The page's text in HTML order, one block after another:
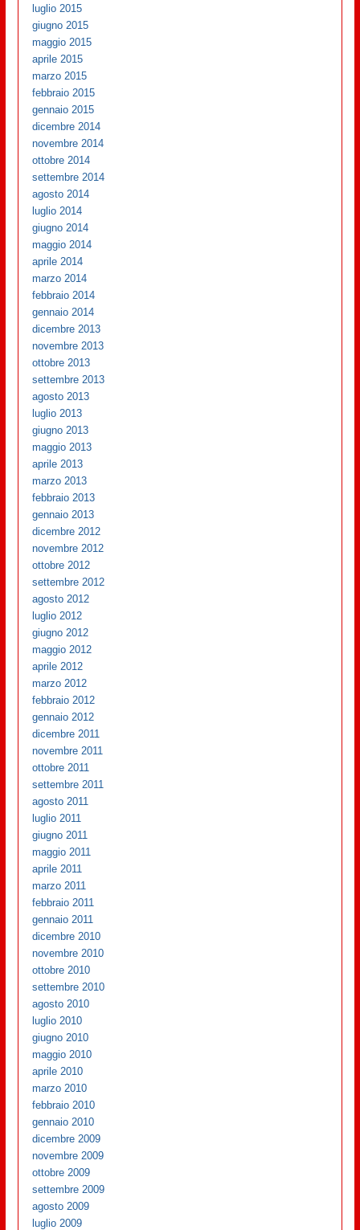
luglio 2015
giugno 2015
maggio 2015
aprile 2015
marzo 2015
febbraio 2015
gennaio 2015
dicembre 2014
novembre 2014
ottobre 2014
settembre 2014
agosto 2014
luglio 2014
giugno 2014
maggio 2014
aprile 2014
marzo 2014
febbraio 2014
gennaio 2014
dicembre 2013
novembre 2013
ottobre 2013
settembre 2013
agosto 2013
luglio 2013
giugno 2013
maggio 2013
aprile 2013
marzo 2013
febbraio 2013
gennaio 2013
dicembre 2012
novembre 2012
ottobre 2012
settembre 2012
agosto 2012
luglio 2012
giugno 2012
maggio 2012
aprile 2012
marzo 2012
febbraio 2012
gennaio 2012
dicembre 2011
novembre 2011
ottobre 2011
settembre 2011
agosto 2011
luglio 2011
giugno 2011
maggio 2011
aprile 2011
marzo 2011
febbraio 2011
gennaio 2011
dicembre 2010
novembre 2010
ottobre 2010
settembre 2010
agosto 2010
luglio 2010
giugno 2010
maggio 2010
aprile 2010
marzo 2010
febbraio 2010
gennaio 2010
dicembre 2009
novembre 2009
ottobre 2009
settembre 2009
agosto 2009
luglio 2009